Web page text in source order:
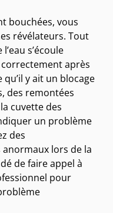
bouchées, vous
révélateurs. Tout
s’écoule
correctement après
qu’il y ait un blocage
des remontées
cuvette des
un problème
des
lors de la
de faire appel à
pour